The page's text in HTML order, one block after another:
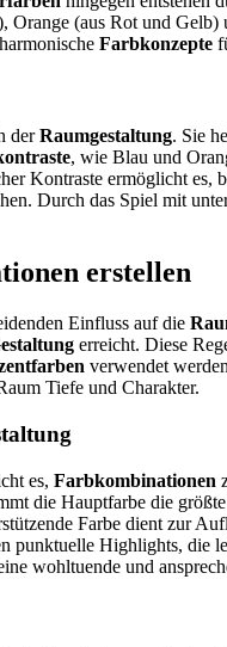
Orange (aus Rot und
Farbkonzepte
derRaumgestaltung. Sie
, wie Blau und
Kontraste ermöglicht es,
Durch das Spiel mit
erstellen
Einfluss auf die
erreicht. Diese
verwendet
Tiefe und Charakter.
es, Farbkombinationen
die Hauptfarbe die
Farbe dient zur
punktuelle Highlights, die
wohltuende und